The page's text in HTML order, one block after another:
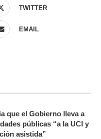
TWITTER
EMAIL
que el Gobierno lleva a
públicas “a la UCI y
asistida”